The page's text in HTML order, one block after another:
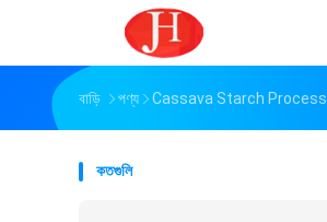
বাড়ি পণ্য Cassava Starch
কতগুলি